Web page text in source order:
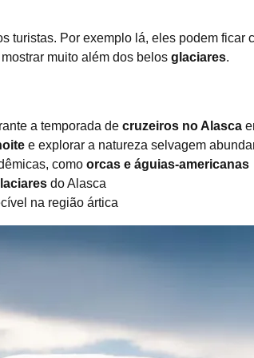
turistas. Por exemplo lá, eles podem ficar
muito além dos belos glaciares.
a temporada de cruzeiros no Alasca
e explorar a natureza selvagem
como orcas e águias-americanas
do Alasca
na região ártica